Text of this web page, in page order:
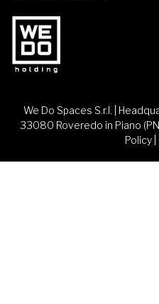
We Do Spaces S.r.l. |
33080 Roveredo in Piano
Policy|